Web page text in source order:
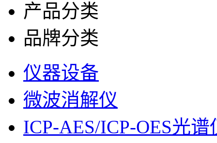
产品分类
品牌分类
仪器设备
微波消解仪
ICP-AES/ICP-OES光谱